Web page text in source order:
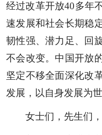
经过改革开放40多年
速发展和社会长期稳
韧性强、潜力足、回
不会改变。中国开放
坚定不移全面深化改
发展，以自身发展为
女士们，先生们，